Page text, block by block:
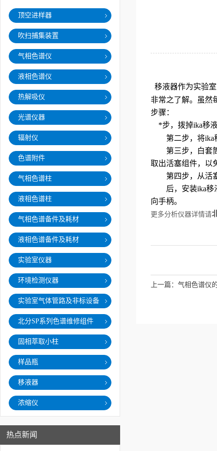
顶空进样器
吹扫捕集装置
气相色谱仪
液相色谱仪
热解吸仪
光谱仪器
辐射仪
色谱附件
气相色谱柱
液相色谱柱
气相色谱备件及耗材
液相色谱备件及耗材
实验室仪器
环境检测仪器
实验室气体管路及非标设备
北分SP系列色谱维修组件
固相萃取小柱
样品瓶
移液器
浓缩仪
热点新闻
移液器作为实验
非常之了解。虽然
步骤：
*步，拨掉ika移
第二步，将ika移
第三步，白套筒
取出活塞组件，以
第四步，从活塞
后，安装ika移液
向手柄。
更多分析仪器详情请
上一篇： 气相色谱仪